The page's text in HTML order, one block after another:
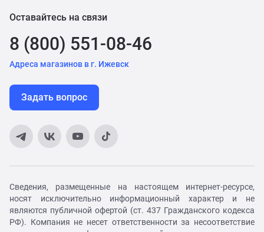
Оставайтесь на связи
8 (800) 551-08-46
Адреса магазинов в г. Ижевск
Задать вопрос
Сведения, размещенные на настоящем интернет-ресурсе,
носят исключительно информационный характер и не
являются публичной офертой (ст. 437 Гражданского кодекса
РФ). Компания не несет ответственности за несоответствие